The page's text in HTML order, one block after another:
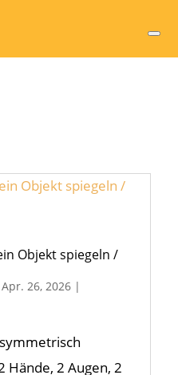
Objekt spiegeln /
Apr. 26, 2026|
Hände, 2 Augen, 2